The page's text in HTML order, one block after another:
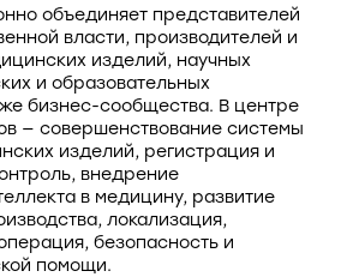
объединяет представителей
власти, производителей и
изделий, научных
и образовательных
бизнес-сообщества. В центре
— совершенствование системы
изделий, регистрация и
внедрение
в медицину, развитие
локализация,
безопасность и
помощи.